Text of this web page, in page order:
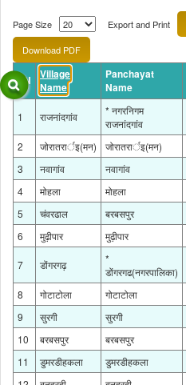
Page Size Export and Print
SN
Village
Name
Panchayat
Name
1 राजनांदगांव
* नगरनिगम
राजनांदगांव
2 जोरातरार्इ(मन) जोरातरार्इ(मन)
3
नवागांव नवागांव
4
मोहला मोहला
5
चंवरढाल बरबसपुर
6
मुढ़ीपार मुढ़ीपार
7 डोंगरगढ़
*
डोंगरगढ(नगरपालिका)
8 गोटाटोला गोटाटोला
9
सुरगी सुरगी
10
बरबसपुर बरबसपुर
11
डुमरडीहकला डुमरडीहकला